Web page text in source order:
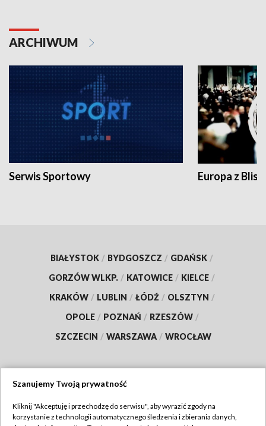
ARCHIWUM
Serwis Sportowy Europa z
BIAŁYSTOK / BYDGOSZCZ / GDAŃSK /
GORZÓW WLKP. / KATOWICE / KIELCE /
KRAKÓW / LUBLIN / ŁÓDŹ / OLSZTYN /
OPOLE / POZNAŃ / RZESZÓW /
SZCZECIN / WARSZAWA / WROCŁAW
TVP
Szanujemy Twoją prywatność
Kliknij "Akceptuję i przechodzę do serwisu", aby wyrazić zgody na
korzystanie z technologii automatycznego śledzenia i zbierania danych,